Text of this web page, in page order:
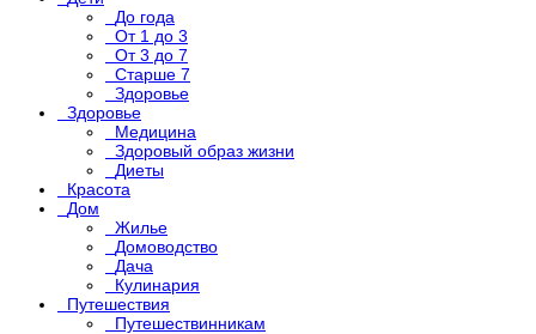
До года
От 1 до 3
От 3 до 7
Старше 7
Здоровье
Здоровье
Медицина
Здоровый образ жизни
Диеты
Красота
Дом
Жилье
Домоводство
Дача
Кулинария
Путешествия
Путешествинникам